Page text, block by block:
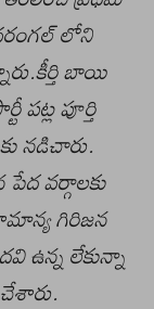
లోని
బాయి
పట్ల పూర్తి
నడిచారు.
వర్గాలకు
గిరిజన
ఉన్న లేకున్నా